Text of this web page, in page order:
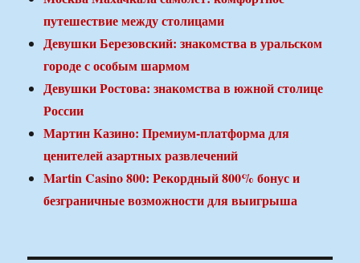
путешествие между столицами
Девушки Березовский: знакомства в уральском
городе с особым шармом
Девушки Ростова: знакомства в южной столице
России
Мартин Казино: Премиум-платформа для
ценителей азартных развлечений
Martin Casino 800: Рекордный 800% бонус и
безграничные возможности для выигрыша